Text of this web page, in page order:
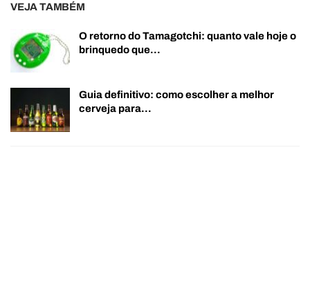
VEJA TAMBÉM
O retorno do Tamagotchi: quanto vale hoje o
brinquedo que…
Guia definitivo: como escolher a melhor
cerveja para…